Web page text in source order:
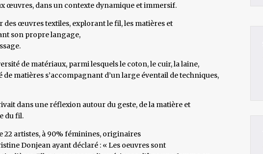
œuvres, dans un contexte dynamique et immersif.
des œuvres textiles, explorant le fil, les matières et
son propre langage,
de matériaux, parmi lesquels le coton, le cuir, la laine,
matières s’accompagnant d’un large éventail de techniques,
dans une réflexion autour du geste, de la matière et
du fil.
22 artistes, à 90% féminines, originaires
Donjean ayant déclaré : « Les oeuvres sont